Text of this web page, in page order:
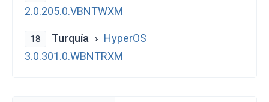
2.0.205.0.VBNTWXM
18 Turquía
HyperOS
3.0.301.0.WBNTRXM